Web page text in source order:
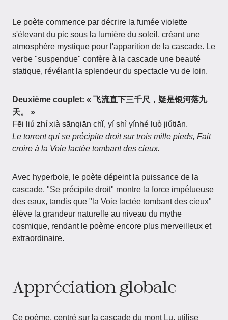
Le poète commence par décrire la fumée violette
s'élevant du pic sous la lumière du soleil, créant une
atmosphère mystique pour l'apparition de la cascade. Le
verbe "suspendue" confère à la cascade une beauté
statique, révélant la splendeur du spectacle vu de loin.
Deuxième couplet: « 飞流直下三千尺，疑是银河落九
天。 »
Fēi liú zhí xià sānqiān chǐ, yí shì yínhé luò jiǔtiān.
Le torrent qui se précipite droit sur trois mille pieds, Fait
croire à la Voie lactée tombant des cieux.
Avec hyperbole, le poète dépeint la puissance de la
cascade. "Se précipite droit" montre la force impétueuse
des eaux, tandis que "la Voie lactée tombant des cieux"
élève la grandeur naturelle au niveau du mythe
cosmique, rendant le poème encore plus merveilleux et
extraordinaire.
Appréciation globale
Ce poème, centré sur la cascade du mont Lu, utilise